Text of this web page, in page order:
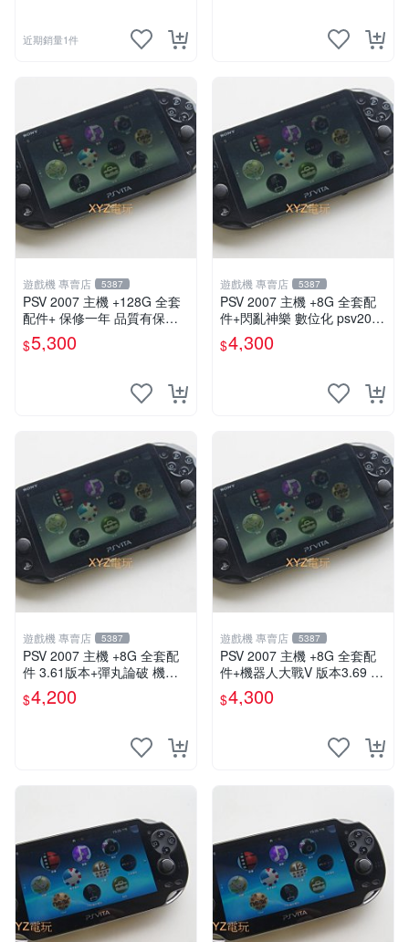
近期銷量1件
遊戲機 專賣店 5387
PSV 2007 主機 +128G 全套
配件+ 保修一年 品質有保障 p
s vita 改好直下直玩
$5,300
遊戲機 專賣店 5387
PSV 2007 主機 +8G 全套配
件+閃亂神樂 數位化 psv2007
主機
$4,300
遊戲機 專賣店 5387
PSV 2007 主機 +8G 全套配
件 3.61版本+彈丸論破 機槍
辯駁 數位化 PS Vita2007 保
修一年
$4,200
遊戲機 專賣店 5387
PSV 2007 主機 +8G 全套配
件+機器人大戰V 版本3.69 P
$4,300